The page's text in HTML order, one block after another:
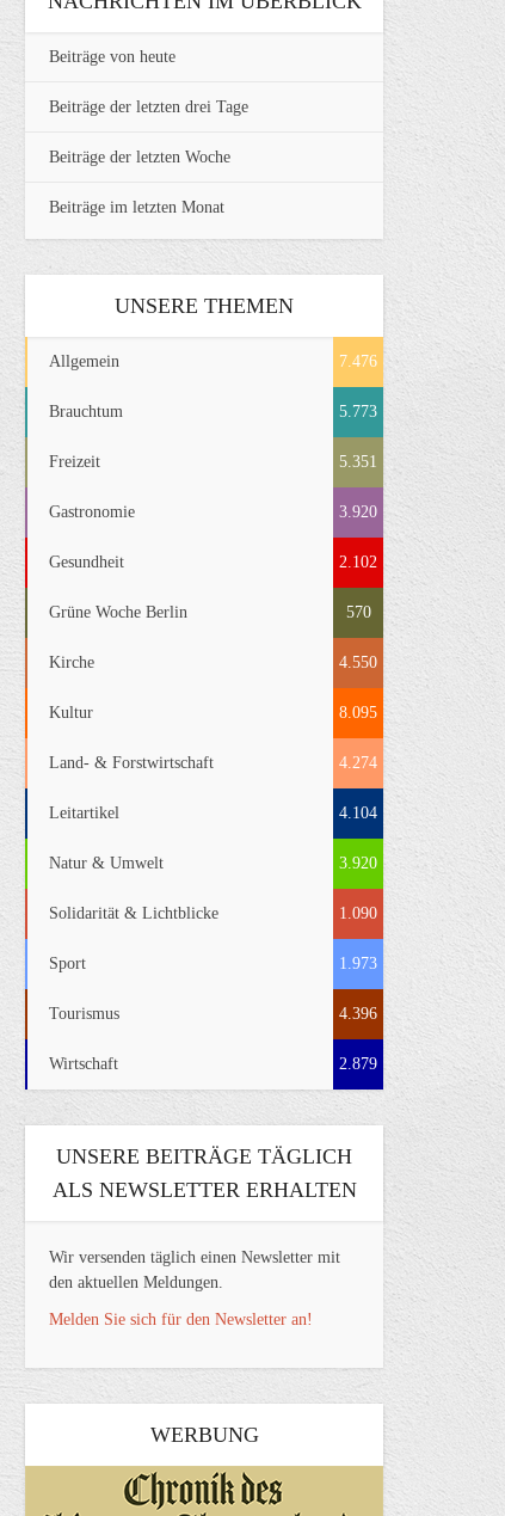
Beiträge von heute
Beiträge der letzten drei Tage
Beiträge der letzten Woche
Beiträge im letzten Monat
UNSERE THEMEN
Allgemein 7.476
Brauchtum 5.773
Freizeit 5.351
Gastronomie 3.920
Gesundheit 2.102
Grüne Woche Berlin 570
Kirche 4.550
Kultur 8.095
Land- & Forstwirtschaft 4.274
Leitartikel 4.104
Natur & Umwelt 3.920
Solidarität & Lichtblicke 1.090
Sport 1.973
Tourismus 4.396
Wirtschaft 2.879
UNSERE BEITRÄGE TÄGLICH
ALS NEWSLETTER ERHALTEN
Wir versenden täglich einen Newsletter mit
den aktuellen Meldungen.
Melden Sie sich für den Newsletter an!
WERBUNG